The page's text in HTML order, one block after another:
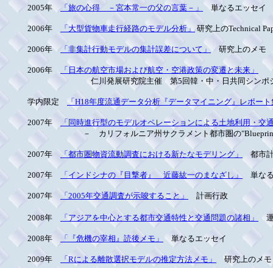
2005年 「旅の心得 －宮本常一の父の言葉－」 単なるエッセイ
2006年 「大型貨物車走行経路のモデル分析」 研究上のTechnical
2006年 「非集計行動モデルの集計誤差について」 研究上のメモ
2006年
「日本の航空市場および航空・空港政策の変遷と未来」
仁川発展研究院主催 第5回韓・中・日共同シンポ
学内限定 「H18年度流通データ分析『データマイニング』レポー
2007年
「同時進行型のモデルオペレーションによる土地利用・交
－ カリフォルニア州サクラメント都市圏の
2007年 「都市圏物資流動調査における新たなモデリング」 都市
2007年 「インドシナの『目撃者』 近藤紘一のまなざし」 単な
2007年 「2005年交通調査が示唆すること」 計画行政
2008年 「アジアを中心とする都市交通特性と交通問題の諸相」 運
2008年 「『危機の宰相』読後メモ」 単なるエッセイ
2009年 「Rによる離散選択モデルの推定方法メモ」 研究上のメモ